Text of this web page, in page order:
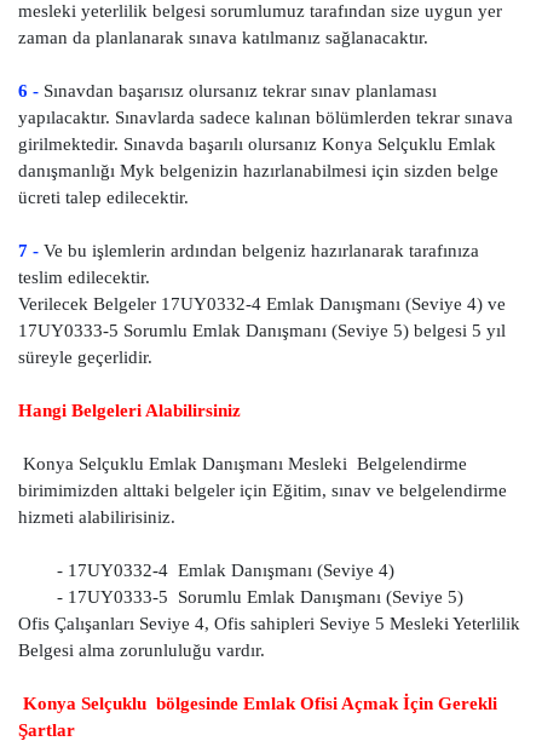
mesleki yeterlilik belgesi sorumlumuz tarafından size uygun yer
zaman da planlanarak sınava katılmanız sağlanacaktır.
6 - Sınavdan başarısız olursanız tekrar sınav planlaması
yapılacaktır. Sınavlarda sadece kalınan bölümlerden tekrar sınava
girilmektedir. Sınavda başarılı olursanız Konya Selçuklu Emlak
danışmanlığı Myk belgenizin hazırlanabilmesi için sizden belge
ücreti talep edilecektir.
7 - Ve bu işlemlerin ardından belgeniz hazırlanarak tarafınıza
teslim edilecektir.
Verilecek Belgeler 17UY0332-4 Emlak Danışmanı (Seviye 4) ve
17UY0333-5 Sorumlu Emlak Danışmanı (Seviye 5) belgesi 5 yıl
süreyle geçerlidir.
Hangi Belgeleri Alabilirsiniz
Konya Selçuklu Emlak Danışmanı Mesleki Belgelendirme
birimimizden alttaki belgeler için Eğitim, sınav ve belgelendirme
hizmeti alabilirisiniz.
- 17UY0332-4 Emlak Danışmanı (Seviye 4)
- 17UY0333-5 Sorumlu Emlak Danışmanı (Seviye 5)
Ofis Çalışanları Seviye 4, Ofis sahipleri Seviye 5 Mesleki Yeterlilik
Belgesi alma zorunluluğu vardır.
Konya Selçuklu bölgesinde Emlak Ofisi Açmak İçin Gerekli
Şartlar